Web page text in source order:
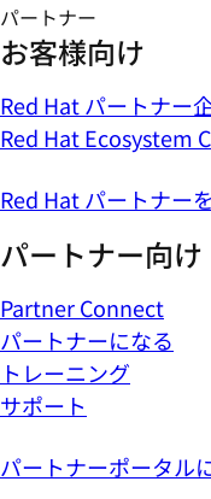
パートナー
お客様向け
Red Hat パートナー
Red Hat Ecosystem
Red Hat パートナー
パートナー向け
Partner Connect
パートナーになる
トレーニング
サポート
パートナーポータル